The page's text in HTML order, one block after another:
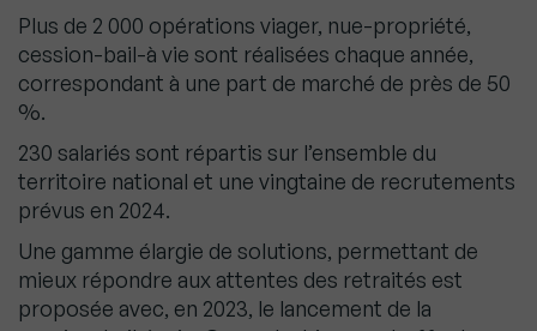
Plus de 2 000 opérations viager, nue-propriété,
cession-bail-à vie sont réalisées chaque année,
correspondant à une part de marché de près de 50
%.
230 salariés sont répartis sur l’ensemble du
territoire national et une vingtaine de recrutements
prévus en 2024.
Une gamme élargie de solutions, permettant de
mieux répondre aux attentes des retraités est
proposée avec, en 2023, le lancement de la